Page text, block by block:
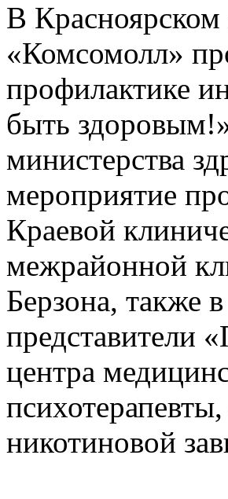
В Красноярском
«Комсомолл»
профилактике
быть
министерства
мероприятие
Краевой
межрайонной
Берзона, также
представители
центра
никотиновой